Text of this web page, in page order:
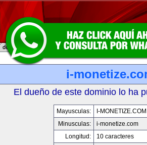
i-
El dueño de este dominio lo ha
Mayusculas:
I-MONETIZE.COM
Minusculas:
i-monetize.com
Longitud:
10 caracteres